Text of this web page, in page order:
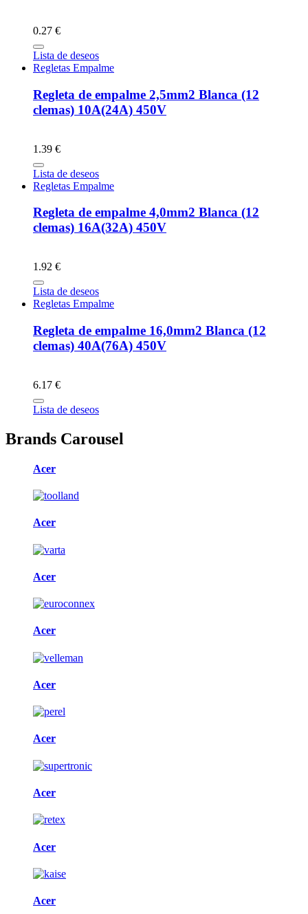
0.27 €
Lista de deseos
Regletas Empalme
Regleta de empalme 2,5mm2 Blanca (12
clemas) 10A(24A) 450V
1.39 €
Lista de deseos
Regletas Empalme
Regleta de empalme 4,0mm2 Blanca (12
clemas) 16A(32A) 450V
1.92 €
Lista de deseos
Regletas Empalme
Regleta de empalme 16,0mm2 Blanca (12
clemas) 40A(76A) 450V
6.17 €
Lista de deseos
Brands Carousel
Acer
Acer
Acer
Acer
Acer
Acer
Acer
Acer
Acer